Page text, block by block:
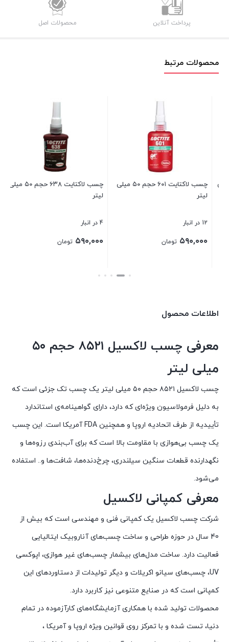
پرداخت آنلاین محصولات اصل
محصولات مرتبط
چسب لاکتایت ۶۰۱ حجم ۵۰ میلی
لیتر
۵۹۰,۰۰۰ تومان
چسب لاکتایت ۶۳۸ حجم ۵۰ میلی
لیتر
۵۹۰,۰۰۰ تومان
بستن
اطلاعات محصول
معرفی چسب لاکسیل ۸۵۲۱ حجم ۵۰
میلی لیتر
چسب لاکسیل ۸۵۲۱ حجم ۵۰ میلی لیتر یک چسب تک جزئی است که
به دلیل فرمولاسیون ویژه‌ای که دارد، دارای گواهینامه‌ی استاندارد
تأییدیه از طرف اتحادیه اروپا و همچنین FDA آمریکا است. این چسب
یک چسب بی‌هوازی با مقاومت بالا است که برای آب‌بندی رزوه‌ها و
نگهدارنده قطعات سنگین سیلندری، چرخ‌دنده‌ها، شافت‌ها و.. استفاده
می‌شود.
معرفی کمپانی لاکسیل
شرکت چسب لاکسیل یک کمپانی فنی و مهندسی است که بیش از
40 سال در حوزه طراحی و ساخت چسب‌های آناروبیک ایتالیایی
فعالیت دارد. ساخت مدل‌های بیشمار چسب‌های غیر هوازی، اپوکسی
UV، چسب‌های سیانو اکریلات و دیگر تولیدات از دستاوردهای این
کمپانی است که در صنایع متنوعی نیز کاربرد دارد.
محصولات تولید شده با همکاری آزمایشگاه‌های کارآزموده در تمام
دنیا، تست شده و با تمرکز روی قوانین ویژه اروپا و آمریکا ،